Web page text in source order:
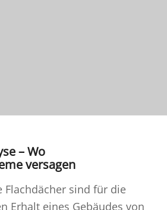
– Wo
versagen
Flachdächer sind für die
Erhalt eines Gebäudes von